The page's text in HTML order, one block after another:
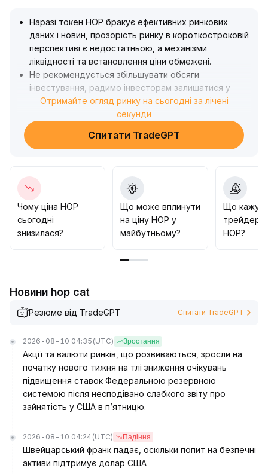
Наразі токен HOP бракує ефективних ринкових
даних і новин, прозорість ринку в короткостроковій
перспективі є недостатньою, а механізми
ліквідності та встановлення ціни обмежені.
Не рекомендується збільшувати обсяги
інвестування, радимо інвесторам залишатися у
стадії спостереження й приймати рішення лише
після появи ключових даних або важливих
каталізаторів
Отримайте огляд ринку на сьогодні за лічені
секунди
Спитати TradeGPT
Чому ціна HOP
сьогодні
знизилася?
Що може вплинути
на ціну HOP у
майбутньому?
Що
трейдери
HOP?
Новини hop cat
Резюме від TradeGPT Спитати TradeGPT
2026-08-10 04:35 (UTC) Зростання
Акції та валюти ринків, що розвиваються, зросли на
початку нового тижня на тлі зниження очікувань
підвищення ставок Федеральною резервною
системою після несподівано слабкого звіту про
зайнятість у США в п’ятницю.
2026-08-10 04:24 (UTC) Падіння
Швейцарський франк падає, оскільки попит на безпечні
активи підтримує долар США